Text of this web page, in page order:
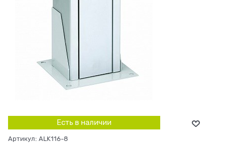
Есть в наличии
Артикул: ALK116-8